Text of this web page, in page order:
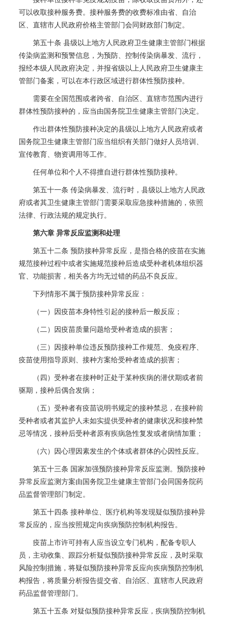
可以收取接种服务费。接种服务费的收费标准由省、自治
区、直辖市人民政府价格主管部门会同财政部门制定。
第五十条 县级以上地方人民政府卫生健康主管部门根据
传染病监测和预警信息，为预防、控制传染病暴发、流行，
报经本级人民政府决定，并报省级以上人民政府卫生健康主
管部门备案，可以在本行政区域进行群体性预防接种。
需要在全国范围或者跨省、自治区、直辖市范围内进行
群体性预防接种的，应当由国务院卫生健康主管部门决定。
作出群体性预防接种决定的县级以上地方人民政府或者
国务院卫生健康主管部门应当组织有关部门做好人员培训、
宣传教育、物资调用等工作。
任何单位和个人不得擅自进行群体性预防接种。
第五十一条 传染病暴发、流行时，县级以上地方人民政
府或者其卫生健康主管部门需要采取应急接种措施的，依照
法律、行政法规的规定执行。
第六章 异常反应监测和处理
第五十二条 预防接种异常反应，是指合格的疫苗在实施
规范接种过程中或者实施规范接种后造成受种者机体组织器
官、功能损害，相关各方均无过错的药品不良反应。
下列情形不属于预防接种异常反应：
（一）因疫苗本身特性引起的接种后一般反应；
（二）因疫苗质量问题给受种者造成的损害；
（三）因接种单位违反预防接种工作规范、免疫程序、
疫苗使用指导原则、接种方案给受种者造成的损害；
（四）受种者在接种时正处于某种疾病的潜伏期或者前
驱期，接种后偶合发病；
（五）受种者有疫苗说明书规定的接种禁忌，在接种前
受种者或者其监护人未如实提供受种者的健康状况和接种禁
忌等情况，接种后受种者原有疾病急性复发或者病情加重；
（六）因心理因素发生的个体或者群体的心因性反应。
第五十三条 国家加强预防接种异常反应监测。预防接种
异常反应监测方案由国务院卫生健康主管部门会同国务院药
品监督管理部门制定。
第五十四条 接种单位、医疗机构等发现疑似预防接种异
常反应的，应当按照规定向疾病预防控制机构报告。
疫苗上市许可持有人应当设立专门机构，配备专职人
员，主动收集、跟踪分析疑似预防接种异常反应，及时采取
风险控制措施，将疑似预防接种异常反应向疾病预防控制机
构报告，将质量分析报告提交省、自治区、直辖市人民政府
药品监督管理部门。
第五十五条 对疑似预防接种异常反应，疾病预防控制机